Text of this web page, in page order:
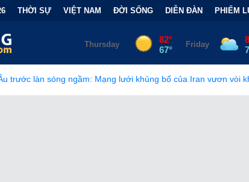
THỜI SỰ VIỆT NAM ĐỜI SỐNG DIỄN ĐÀN PHIẾM
Mạng lưới khủng bố của Iran vươn vòi khắp châu lục •